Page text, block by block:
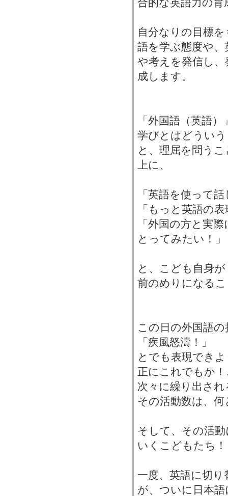
自分なりの目標
語を学ぶ態度や
や考えを発信し
成します。
「外国語（英語
学びとはどうい
と、理屈を問う
上に、
「英語を使って
「もっと英語の
「外国の方と実
とってみたい！」
と、こども自身
前のめりになる
この日の外国語の
「疾風怒濤！」
とでも表現でき
正にこれでもか
次々に繰り出さ
その活動数は、何
そして、その活
いくこどもたち
一度、英語に切
が、ついに日本